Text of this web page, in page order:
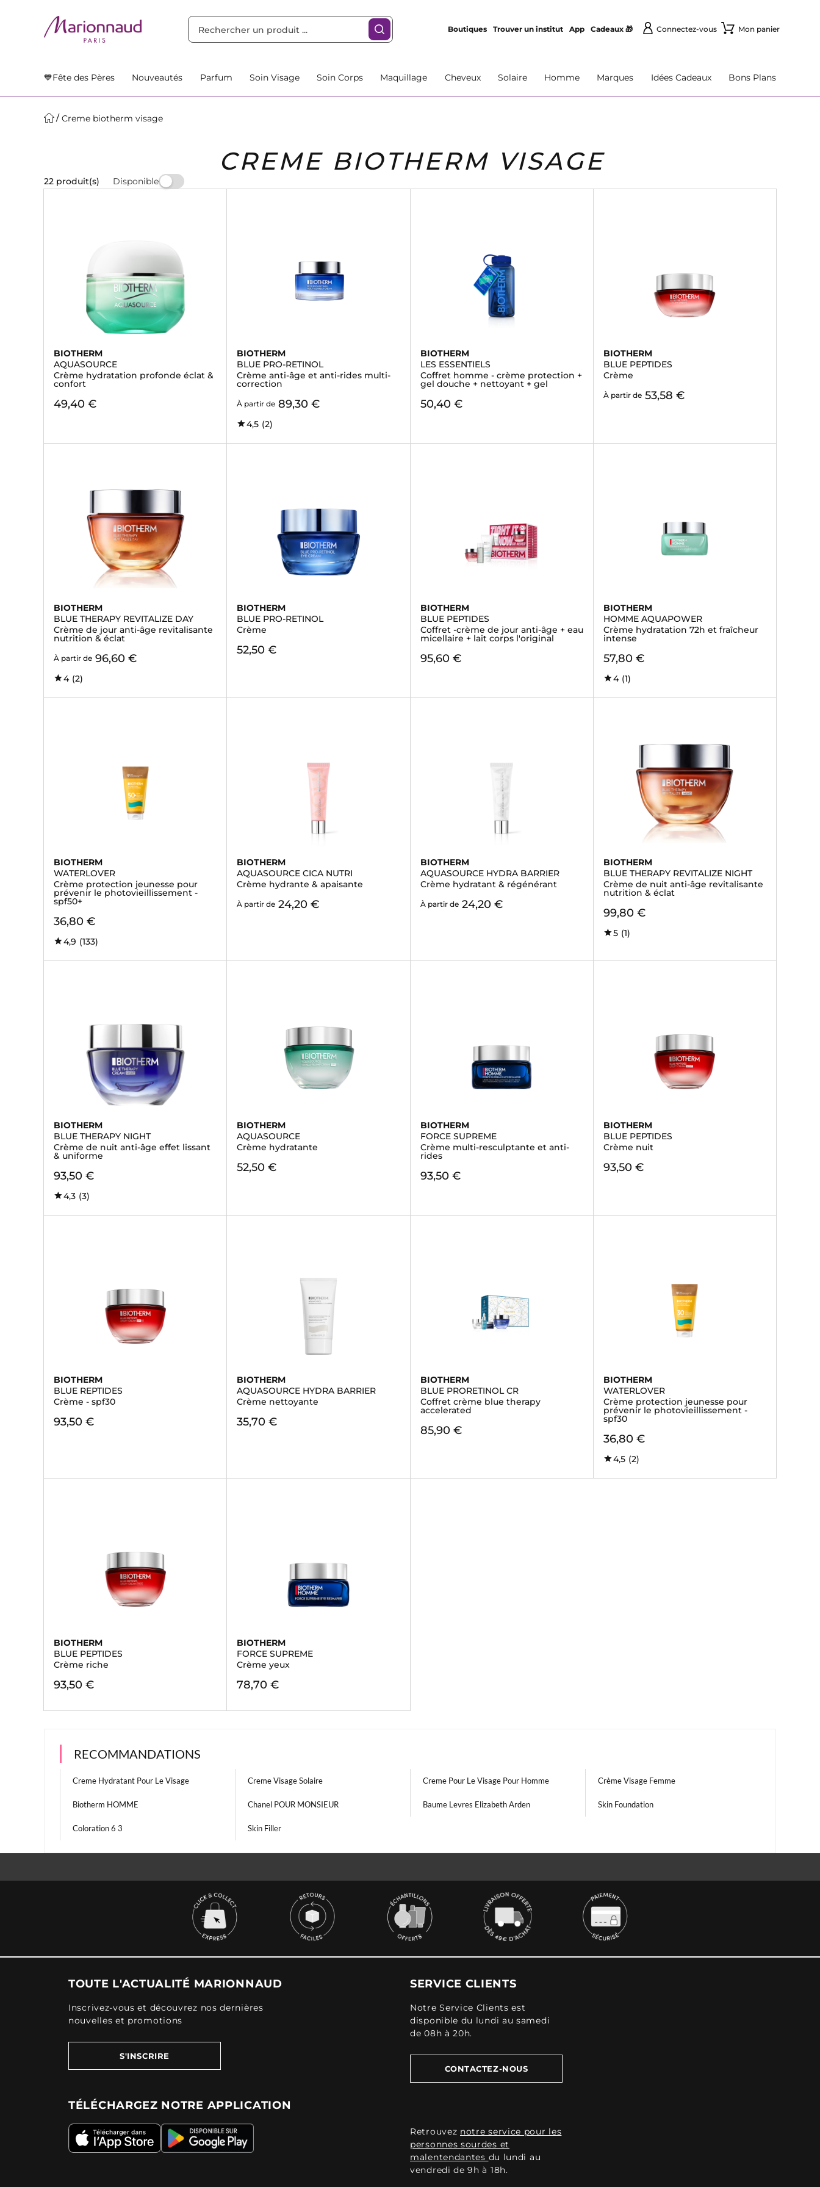
Boutiques Trouver un institut App Cadeaux 🎁 Connectez-vous Mon panier
💙Fête des Pères Nouveautés Parfum Soin Visage Soin Corps Maquillage Cheveux Solaire Homme Marques Idées Cadeaux Bons Plans
Creme biotherm visage
CREME BIOTHERM VISAGE
22 produit(s) Disponible
BIOTHERM
AQUASOURCE
Crème hydratation profonde éclat &
confort
49,40 €
BIOTHERM
BLUE PRO-RETINOL
Crème anti-âge et anti-rides multi-
correction
À partir de 89,30 €
4,5 (2)
BIOTHERM
LES ESSENTIELS
Coffret homme - crème protection +
gel douche + nettoyant + gel
50,40 €
BIOTHERM
BLUE PEPTIDES
Crème
À partir de 53,58 €
BIOTHERM
BLUE THERAPY REVITALIZE DAY
Crème de jour anti-âge revitalisante
nutrition & éclat
À partir de 96,60 €
4 (2)
BIOTHERM
BLUE PRO-RETINOL
Crème
52,50 €
BIOTHERM
BLUE PEPTIDES
Coffret -crème de jour anti-âge + eau
micellaire + lait corps l'original
95,60 €
BIOTHERM
HOMME AQUAPOWER
Crème hydratation 72h et fraîcheur
intense
57,80 €
4 (1)
BIOTHERM
WATERLOVER
Crème protection jeunesse pour
prévenir le photovieillissement -
spf50+
36,80 €
4,9 (133)
BIOTHERM
AQUASOURCE CICA NUTRI
Crème hydrante & apaisante
À partir de 24,20 €
BIOTHERM
AQUASOURCE HYDRA BARRIER
Crème hydratant & régénérant
À partir de 24,20 €
BIOTHERM
BLUE THERAPY REVITALIZE NIGHT
Crème de nuit anti-âge revitalisante
nutrition & éclat
99,80 €
5 (1)
BIOTHERM
BLUE THERAPY NIGHT
Crème de nuit anti-âge effet lissant
& uniforme
93,50 €
4,3 (3)
BIOTHERM
AQUASOURCE
Crème hydratante
52,50 €
BIOTHERM
FORCE SUPREME
Crème multi-resculptante et anti-
rides
93,50 €
BIOTHERM
BLUE PEPTIDES
Crème nuit
93,50 €
BIOTHERM
BLUE REPTIDES
Crème - spf30
93,50 €
BIOTHERM
AQUASOURCE HYDRA BARRIER
Crème nettoyante
35,70 €
BIOTHERM
BLUE PRORETINOL CR
Coffret crème blue therapy
accelerated
85,90 €
BIOTHERM
WATERLOVER
Crème protection jeunesse pour
prévenir le photovieillissement -
spf30
36,80 €
4,5 (2)
BIOTHERM
BLUE PEPTIDES
Crème riche
93,50 €
BIOTHERM
FORCE SUPREME
Crème yeux
78,70 €
RECOMMANDATIONS
Creme Hydratant Pour Le Visage Creme Visage Solaire Creme Pour Le Visage Pour Homme Crème Visage Femme
Biotherm HOMME Chanel POUR MONSIEUR Baume Levres Elizabeth Arden Skin Foundation
Coloration 6 3 Skin Filler
TOUTE L'ACTUALITÉ MARIONNAUD
Inscrivez-vous et découvrez nos dernières
nouvelles et promotions
S'INSCRIRE
TÉLÉCHARGEZ NOTRE APPLICATION
SERVICE CLIENTS
Notre Service Clients est
disponible du lundi au samedi
de 08h à 20h.
CONTACTEZ-NOUS
Retrouvez notre service pour les
personnes sourdes et
malentendantes du lundi au
vendredi de 9h à 18h.